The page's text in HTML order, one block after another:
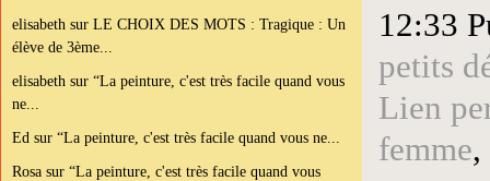
elisabeth sur LE CHOIX DES MOTS : Tragique : Un
élève de 3ème...
elisabeth sur “La peinture, c'est très facile quand vous
ne...
Ed sur “La peinture, c'est très facile quand vous ne...
Rosa sur “La peinture, c'est très facile quand vous
12:33
petits
Lien
femme,